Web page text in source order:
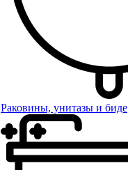
Раковины, унитазы и биде